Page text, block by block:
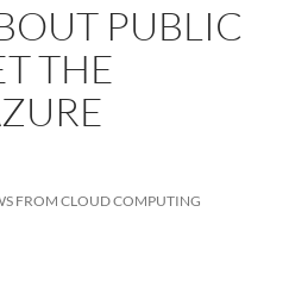
PUBLIC
THE
FROM CLOUD COMPUTING